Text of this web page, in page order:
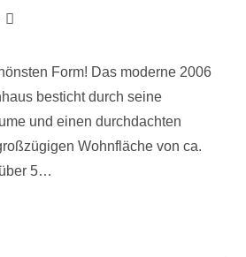
Form! Das moderne 2006
besticht durch seine
und einen durchdachten
Wohnfläche von ca.
5…